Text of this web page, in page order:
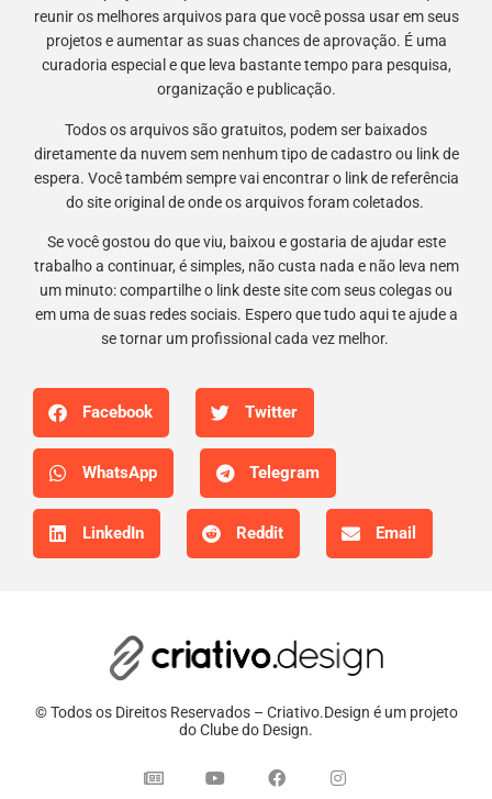
reunir os melhores arquivos para que você possa usar em seus
projetos e aumentar as suas chances de aprovação. É uma
curadoria especial e que leva bastante tempo para pesquisa,
organização e publicação.
Todos os arquivos são gratuitos, podem ser baixados
diretamente da nuvem sem nenhum tipo de cadastro ou link de
espera. Você também sempre vai encontrar o link de referência
do site original de onde os arquivos foram coletados.
Se você gostou do que viu, baixou e gostaria de ajudar este
trabalho a continuar, é simples, não custa nada e não leva nem
um minuto: compartilhe o link deste site com seus colegas ou
em uma de suas redes sociais. Espero que tudo aqui te ajude a
se tornar um profissional cada vez melhor.
Facebook Twitter
WhatsApp Telegram
LinkedIn Reddit Email
© Todos os Direitos Reservados – Criativo.Design é um projeto
do Clube do Design.